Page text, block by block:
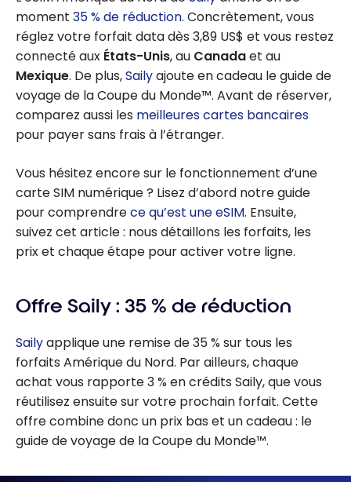
moment 35 % de réduction. Concrètement, vous
réglez votre forfait data dès 3,89 US$ et vous restez
connecté aux États-Unis, au Canadaet au
Mexique. De plus,Sailyajoute en cadeau le guide de
voyage de la Coupe du Monde™. Avant de réserver,
comparez aussi les meilleures cartes bancaires
pour payer sans frais à l’étranger.
Vous hésitez encore sur le fonctionnement d’une
carte SIM numérique ? Lisez d’abord notre guide
pour comprendrece qu’est une eSIM. Ensuite,
suivez cet article : nous détaillons les forfaits, les
prix et chaque étape pour activer votre ligne.
Offre Saily : 35 % de réduction
Sailyapplique une remise de 35 % sur tous les
forfaits Amérique du Nord. Par ailleurs, chaque
achat vous rapporte 3 % en crédits Saily, que vous
réutilisez ensuite sur votre prochain forfait. Cette
offre combine donc un prix bas et un cadeau : le
guide de voyage de la Coupe du Monde™.